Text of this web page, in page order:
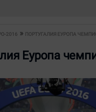
2016 ПОРТУГАЛИЯ ЕУРОПА
Еуропа